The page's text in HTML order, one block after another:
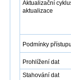
Aktualizační
aktualizace
Podmínky
Prohlížení dat
Stahování dat